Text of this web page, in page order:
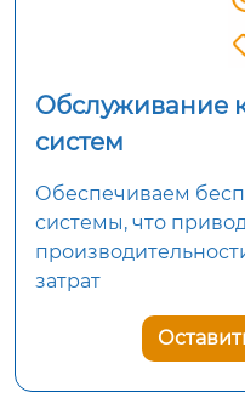
Обслуживание
систем
Обеспечиваем
системы, что
затрат